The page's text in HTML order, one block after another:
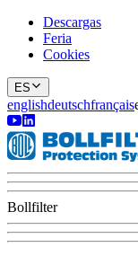
Descargas
Feria
Cookies
ES
englishdeutschfrançais
Bollfilter